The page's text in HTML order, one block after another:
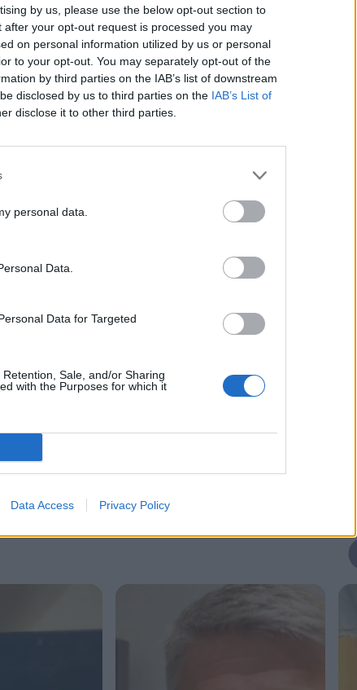
by us, please use the below opt-out section to
your opt-out request is processed you may
on personal information utilized by us or personal
to your opt-out. You may separately opt-out of the
by third parties on the IAB’s list of downstream
disclosed by us to third parties on the IAB’s List of
disclose it to other third parties.
personal data.
Data.
Data for Targeted
Sale, and/or Sharing
with the Purposes for which it
Data Access Privacy Policy